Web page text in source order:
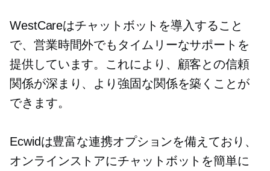
WestCareはチャットボットを導入すること
で、営業時間外でもタイムリーなサポートを
提供しています。これにより、顧客との信頼
関係が深まり、より強固な関係を築くことが
できます。
Ecwidは豊富な連携オプションを備えており、
オンラインストアにチャットボットを簡単に